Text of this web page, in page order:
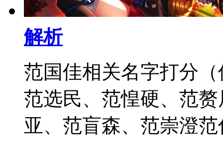
解析
范国佳相关名字打分
范选民、范惶硬、范
亚、范盲森、范崇澄